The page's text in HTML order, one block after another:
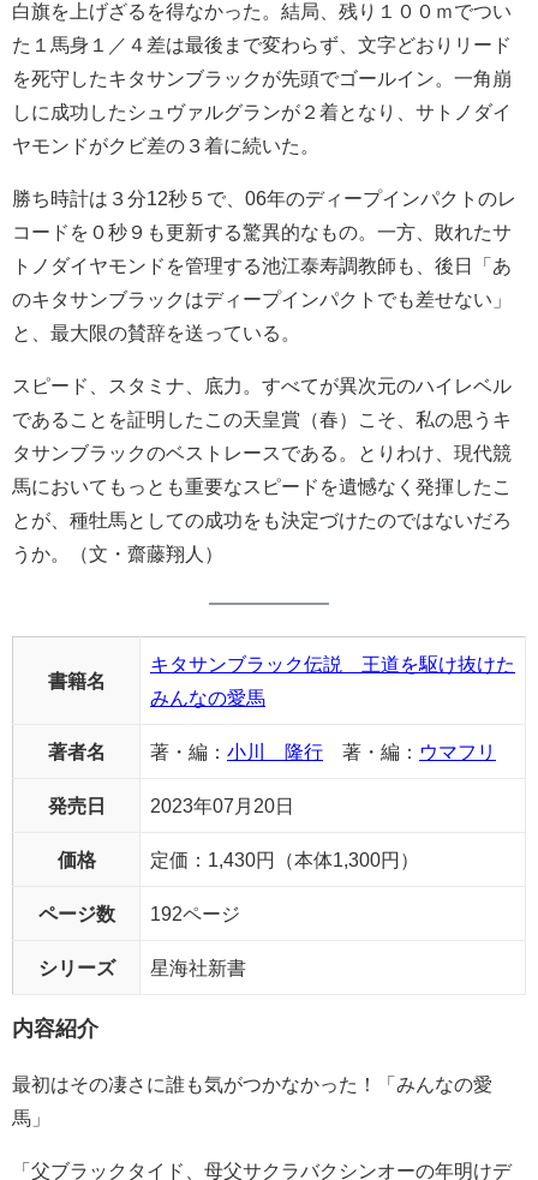
白旗を上げざるを得なかった。結局、残り１００ｍでつい
た１馬身１／４差は最後まで変わらず、文字どおりリード
を死守したキタサンブラックが先頭でゴールイン。一角崩
しに成功したシュヴァルグランが２着となり、サトノダイ
ヤモンドがクビ差の３着に続いた。
勝ち時計は３分12秒５で、06年のディープインパクトのレ
コードを０秒９も更新する驚異的なもの。一方、敗れたサ
トノダイヤモンドを管理する池江泰寿調教師も、後日「あ
のキタサンブラックはディープインパクトでも差せない」
と、最大限の賛辞を送っている。
スピード、スタミナ、底力。すべてが異次元のハイレベル
であることを証明したこの天皇賞（春）こそ、私の思うキ
タサンブラックのベストレースである。とりわけ、現代競
馬においてもっとも重要なスピードを遺憾なく発揮したこ
とが、種牡馬としての成功をも決定づけたのではないだろ
うか。（文・齋藤翔人）
書籍名
キタサンブラック伝説 王道を駆け抜けた
みんなの愛馬
著者名 著・編： 小川 隆行 著・編： ウマフリ
発売日 2023年07月20日
価格 定価：1,430円（本体1,300円）
ページ数 192ページ
シリーズ 星海社新書
内容紹介
最初はその凄さに誰も気がつかなかった！「みんなの愛
馬」
「父ブラックタイド、母父サクラバクシンオーの年明けデ